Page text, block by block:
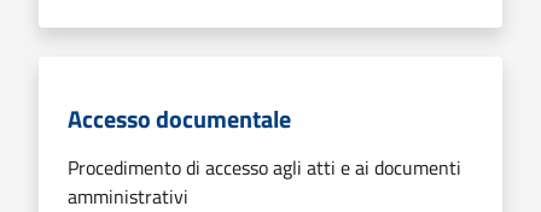
Accesso documentale
Procedimento di accesso agli atti e ai documenti
amministrativi